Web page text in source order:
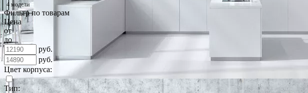
4 модели
Фильтр по товарам
Цена
от
до
руб.
руб.
Цвет корпуса:
Тип: